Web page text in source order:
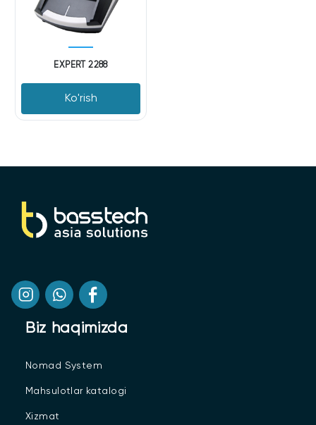
EXPERT 2288
Ko'rish
Biz haqimizda
Nomad System
Mahsulotlar katalogi
Xizmat